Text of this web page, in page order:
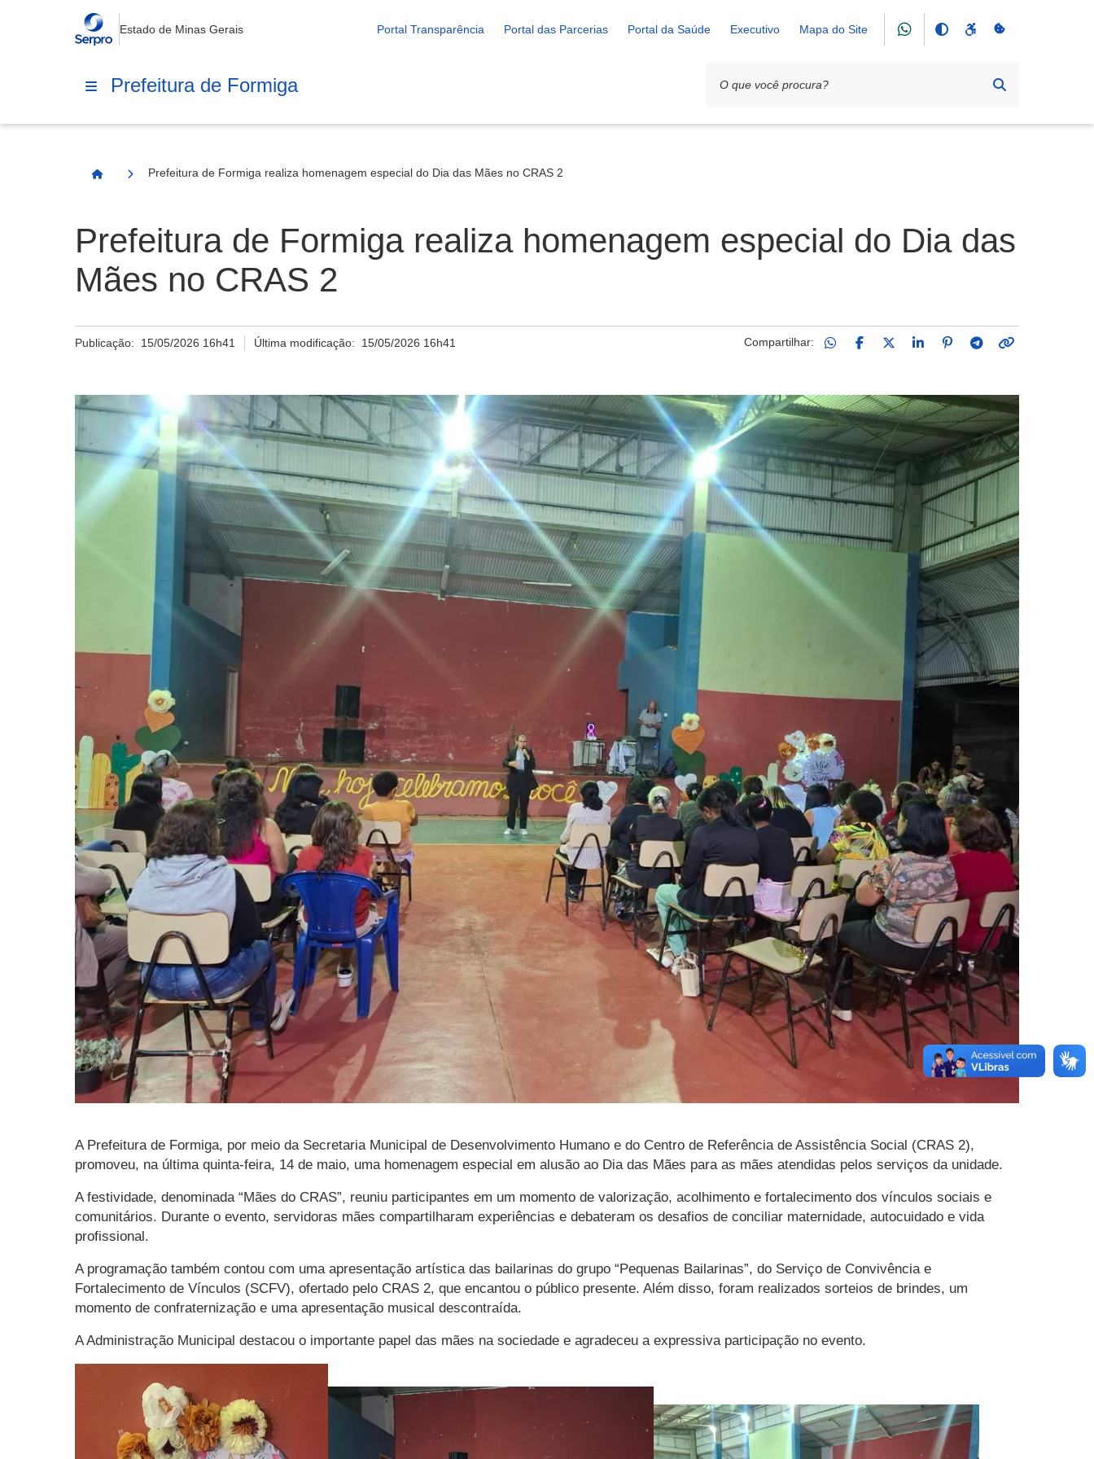
Estado de Minas Gerais Portal Transparência Portal das Parcerias Portal da Saúde Executivo Mapa do Site
Prefeitura de Formiga
Página Inicial
Prefeitura de Formiga realiza homenagem especial do Dia das Mães no CRAS 2
Prefeitura de Formiga realiza homenagem especial do Dia das
Mães no CRAS 2
Publicação: 15/05/2026 16h41 Última modificação: 15/05/2026 16h41 Compartilhar:
A Prefeitura de Formiga, por meio da Secretaria Municipal de Desenvolvimento Humano e do Centro de Referência de Assistência Social (CRAS 2),
promoveu, na última quinta-feira, 14 de maio, uma homenagem especial em alusão ao Dia das Mães para as mães atendidas pelos serviços da unidade.
A festividade, denominada “Mães do CRAS”, reuniu participantes em um momento de valorização, acolhimento e fortalecimento dos vínculos sociais e
comunitários. Durante o evento, servidoras mães compartilharam experiências e debateram os desafios de conciliar maternidade, autocuidado e vida
profissional.
A programação também contou com uma apresentação artística das bailarinas do grupo “Pequenas Bailarinas”, do Serviço de Convivência e
Fortalecimento de Vínculos (SCFV), ofertado pelo CRAS 2, que encantou o público presente. Além disso, foram realizados sorteios de brindes, um
momento de confraternização e uma apresentação musical descontraída.
A Administração Municipal destacou o importante papel das mães na sociedade e agradeceu a expressiva participação no evento.